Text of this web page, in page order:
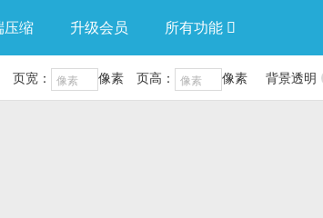
压缩 升级会员 所有功能 
页宽： 像素 页高： 像素 背景透明